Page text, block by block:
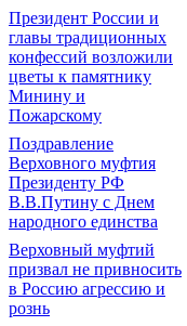
Президент России и
главы традиционных
конфессий возложили
цветы к памятнику
Минину и
Пожарскому
Поздравление
Верховного муфтия
Президенту РФ
В.В.Путину с Днем
народного единства
Верховный муфтий
призвал не привносить
в Россию агрессию и
рознь